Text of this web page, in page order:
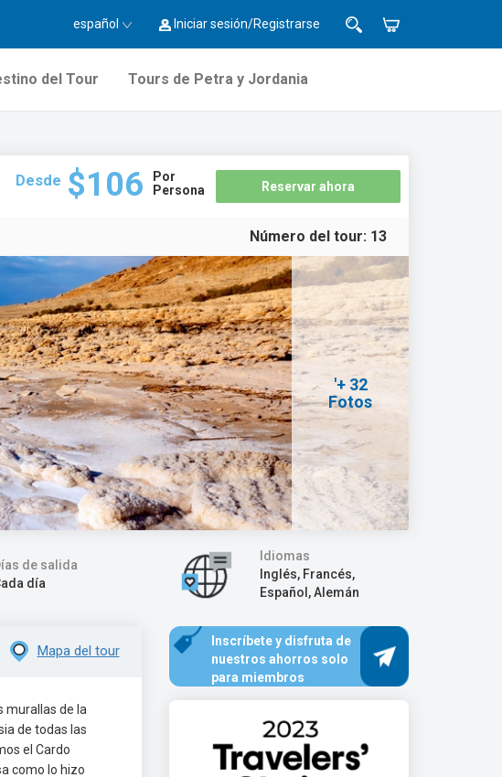
español Iniciar sesión/Registrarse
del Tour Tours de Petra y Jordania
Desde $106
Por
Persona
Reservar ahora
Número del tour: 13
'+ 32
Fotos
de salida
día
Idiomas
Inglés, Francés,
Español, Alemán
Mapa del tour
murallas de la
de todas las
el Cardo
como lo hizo
Inscríbete y disfruta de
nuestros ahorros solo
para miembros